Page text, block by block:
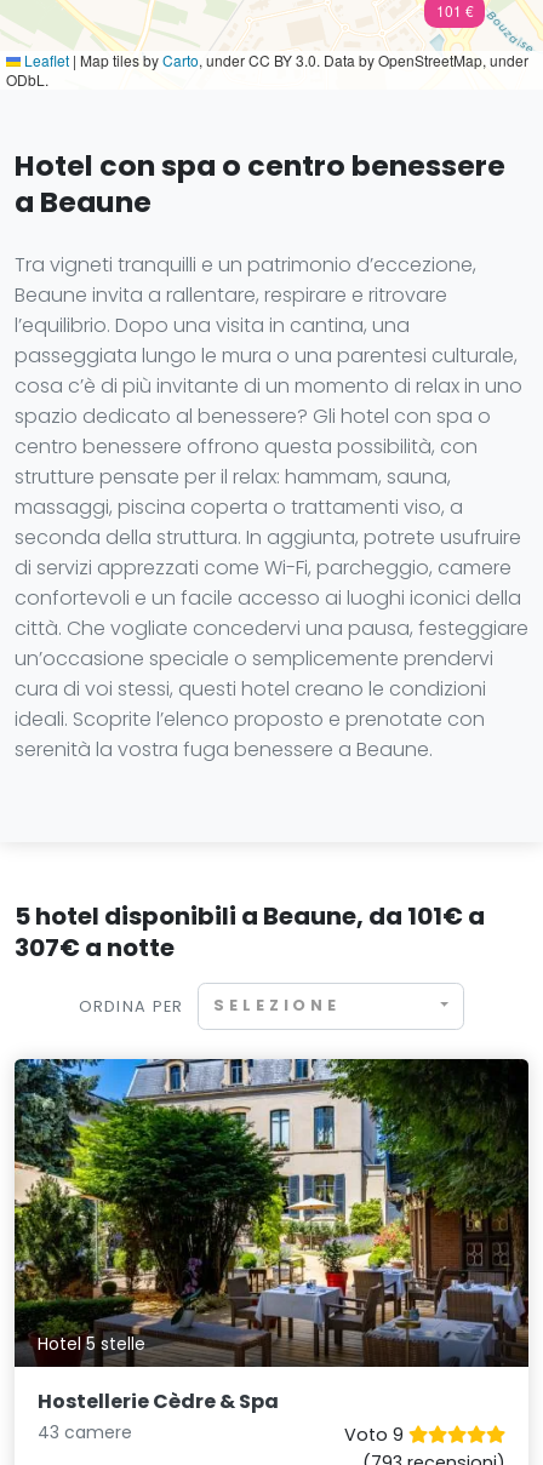
101 €
Leaflet | Map tiles byCarto, under CC BY 3.0. Data by OpenStreetMap, under
ODbL.
Hotel con spa o centro benessere
a Beaune
Tra vigneti tranquilli e un patrimonio d’eccezione,
Beaune invita a rallentare, respirare e ritrovare
l’equilibrio. Dopo una visita in cantina, una
passeggiata lungo le mura o una parentesi culturale,
cosa c’è di più invitante di un momento di relax in uno
spazio dedicato al benessere? Gli hotel con spa o
centro benessere offrono questa possibilità, con
strutture pensate per il relax: hammam, sauna,
massaggi, piscina coperta o trattamenti viso, a
seconda della struttura. In aggiunta, potrete usufruire
di servizi apprezzati come Wi-Fi, parcheggio, camere
confortevoli e un facile accesso ai luoghi iconici della
città. Che vogliate concedervi una pausa, festeggiare
un’occasione speciale o semplicemente prendervi
cura di voi stessi, questi hotel creano le condizioni
ideali. Scoprite l’elenco proposto e prenotate con
serenità la vostra fuga benessere a Beaune.
5 hotel disponibili a Beaune, da 101€ a
307€ a notte
ORDINA PER SELEZIONE
Hotel 5 stelle
Hostellerie Cèdre & Spa
43 camere
Voto 9